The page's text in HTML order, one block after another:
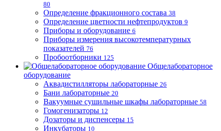
80
Определение фракционного состава 38
Определение цветности нефтепродуктов 9
Приборы и оборудование 6
Приборы измерения высокотемпературных
показателей 76
Пробоотборники 125
Общелабораторное
оборудование
Аквадистилляторы лабораторные 26
Бани лабораторные 20
Вакуумные сушильные шкафы лабораторные 58
Гомогенизаторы 12
Дозаторы и диспенсеры 15
Инкубаторы 10